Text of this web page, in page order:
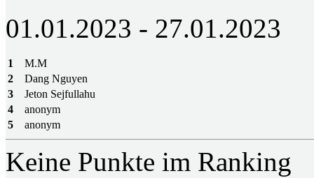
01.01.2023 - 27.01.2023
1
M.M
2
Dang Nguyen
3
Jeton Sejfullahu
4
anonym
5
anonym
Keine Punkte im Ranking